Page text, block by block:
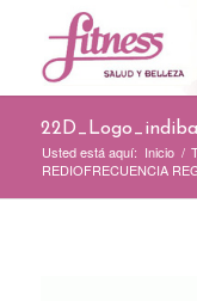
22D_Logo_indiba
Usted está aquí: Inicio /
REDIOFRECUENCIA